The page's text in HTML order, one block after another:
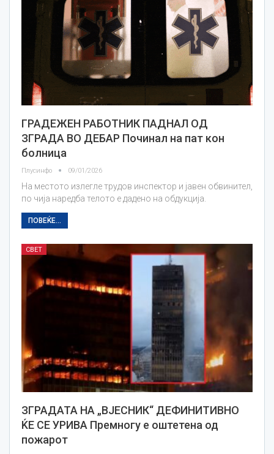
ГРАДЕЖЕН РАБОТНИК ПАДНАЛ ОД
ЗГРАДА ВО ДЕБАР Починал на пат кон
болница
Плусинфо 09/01/2026
На местото излегле трудов инспектор и јавен обвинител,
по чија наредба телото е дадено на обдукција.
ПОВЕЌЕ...
СВЕТ
ЗГРАДАТА НА „ВЈЕСНИК“ ДЕФИНИТИВНО
ЌЕ СЕ УРИВА Премногу е оштетена од
пожарот